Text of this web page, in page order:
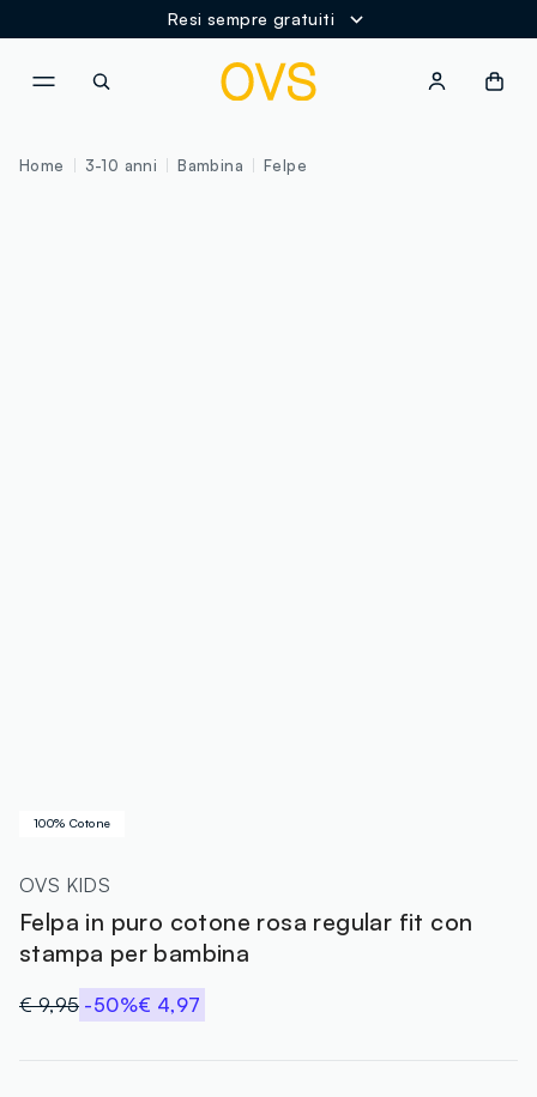
Resi sempre gratuiti
100% Cotone
Home 3-10 anni Bambina Felpe
OVS KIDS
Felpa in puro cotone rosa regular fit con
stampa per bambina
€ 9,95 -50%€ 4,97